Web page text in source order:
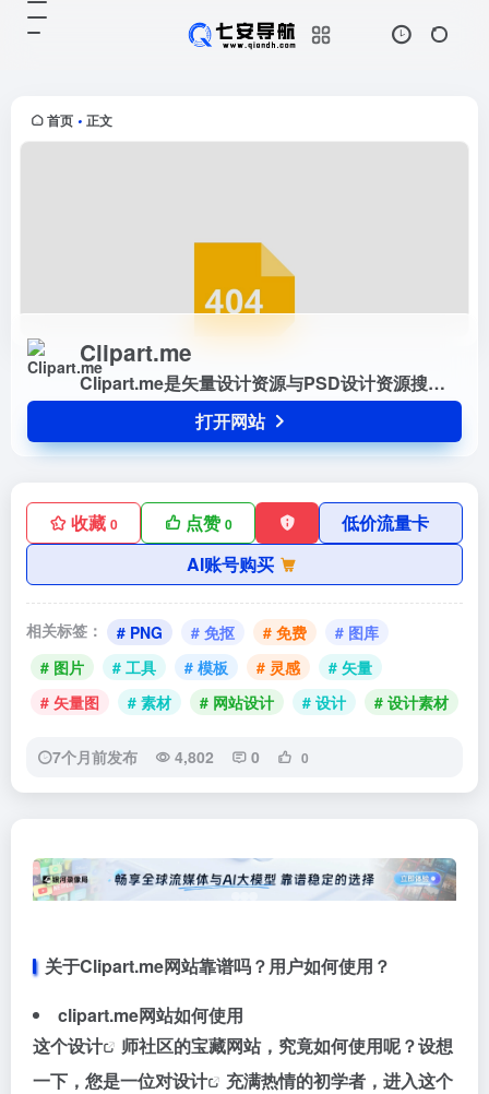
首页 • 正文
Clipart.me
Clipart.me是矢量设计资源与PSD设计资源搜索下载
打开网站
收藏 0 点赞0
低价流量卡
AI账号购买
相关标签： # PNG # 免抠 # 免费
# 图库
# 图片
# 工具 # 模板 # 灵感
# 矢量
# 矢量图
# 素材 # 网站设计 # 设计 # 设计素材
7个月前发布 4,802 0 0
关于Clipart.me网站靠谱吗？用户如何使用？
clipart.me网站如何使用
这个设计
师社区的宝藏网站，究竟如何使用呢？设想
一下，您是一位对设计
充满热情的初学者，进入这个